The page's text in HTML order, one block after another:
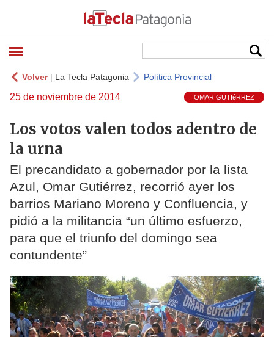
Volver| La Tecla Patagonia Política Provincial
25 de noviembre de 2014 OMAR GUTIéRREZ
Los votos valen todos adentro de
la urna
El precandidato a gobernador por la lista
Azul, Omar Gutiérrez, recorrió ayer los
barrios Mariano Moreno y Confluencia, y
pidió a la militancia “un último esfuerzo,
para que el triunfo del domingo sea
contundente”